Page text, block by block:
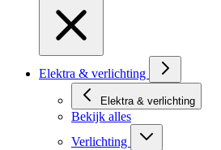
Elektra & verlichting
Elektra & verlichting
Bekijk alles
Verlichting